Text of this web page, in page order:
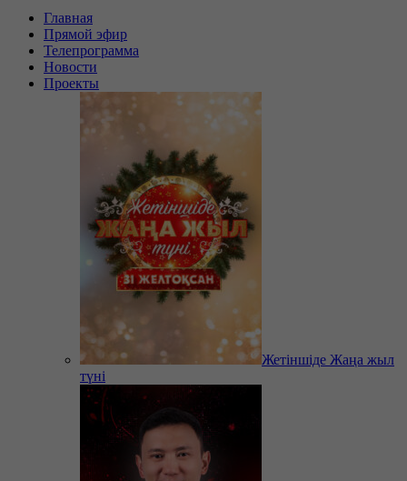
Главная
Прямой эфир
Телепрограмма
Новости
Проекты
Жетіншіде Жаңа жыл
түні